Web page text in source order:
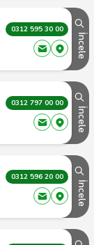
0312 595 30 00
İncele
0312 797 00 00
İncele
0312 596 20 00
İncele